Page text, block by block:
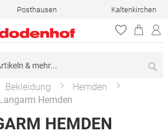
Posthausen Kaltenkirchen
Bekleidung
Hemden
Hemden
HEMDEN